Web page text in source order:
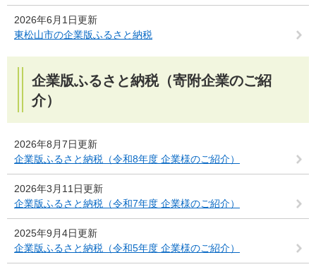
2026年6月1日更新
東松山市の企業版ふるさと納税
企業版ふるさと納税（寄附企業のご紹
介）
2026年8月7日更新
企業版ふるさと納税（令和8年度 企業様のご紹介）
2026年3月11日更新
企業版ふるさと納税（令和7年度 企業様のご紹介）
2025年9月4日更新
企業版ふるさと納税（令和5年度 企業様のご紹介）